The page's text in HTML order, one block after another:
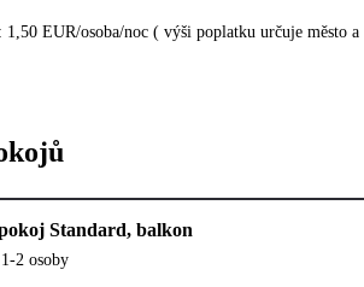
1,50 EUR/osoba/noc ( výši poplatku určuje město a
Standard, balkon
2 osoby